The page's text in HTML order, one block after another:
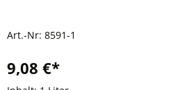
Art.-Nr: 8591-1
9,08 €*